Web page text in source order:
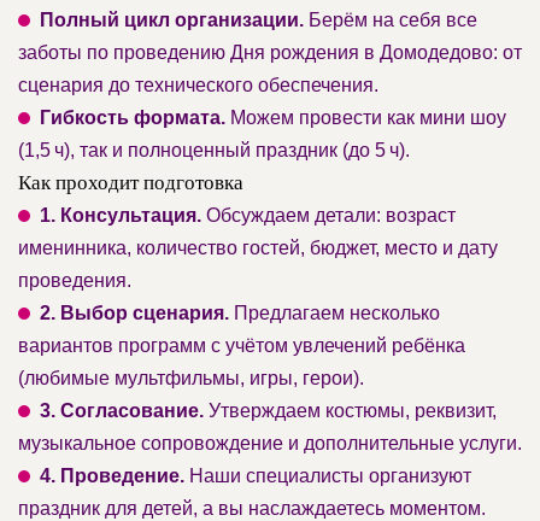
Полный цикл организации. Берём на себя все
заботы по проведению Дня рождения в Домодедово: от
сценария до технического обеспечения.
Гибкость формата. Можем провести как мини шоу
(1,5 ч), так и полноценный праздник (до 5 ч).
Как проходит подготовка
1. Консультация. Обсуждаем детали: возраст
именинника, количество гостей, бюджет, место и дату
проведения.
2. Выбор сценария. Предлагаем несколько
вариантов программ с учётом увлечений ребёнка
(любимые мультфильмы, игры, герои).
3. Согласование. Утверждаем костюмы, реквизит,
музыкальное сопровождение и дополнительные услуги.
4. Проведение. Наши специалисты организуют
праздник для детей, а вы наслаждаетесь моментом.